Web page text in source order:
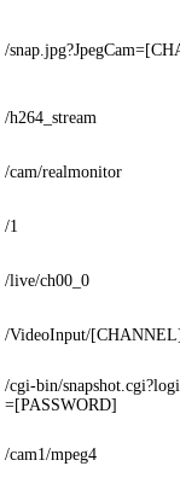
/
/h264_stream
/cam/realmonitor
/1
/live/ch00_0
/VideoInput/
/cgi-bin/
=[PASSWORD]
/cam1/mpeg4